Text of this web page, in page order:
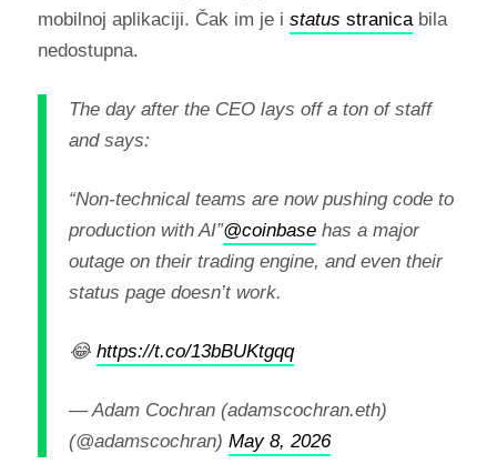
mobilnoj aplikaciji. Čak im je i status stranicabila
nedostupna.
The day after the CEO lays off a ton of staff
and says:
“Non-technical teams are now pushing code to
production with AI”@coinbasehas a major
outage on their trading engine, and even their
status page doesn’t work.
😂 https://t.co/13bBUKtgqq
— Adam Cochran (adamscochran.eth)
(@adamscochran) May 8, 2026